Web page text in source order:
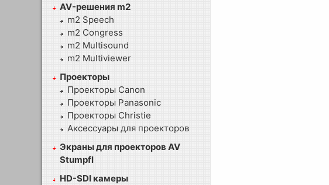
AV-решения m2
m2 Speech
m2 Congress
m2 Multisound
m2 Multiviewer
Проекторы
Проекторы Canon
Проекторы Panasonic
Проекторы Christie
Аксессуары для проекторов
Экраны для проекторов AV
Stumpfl
HD-SDI камеры